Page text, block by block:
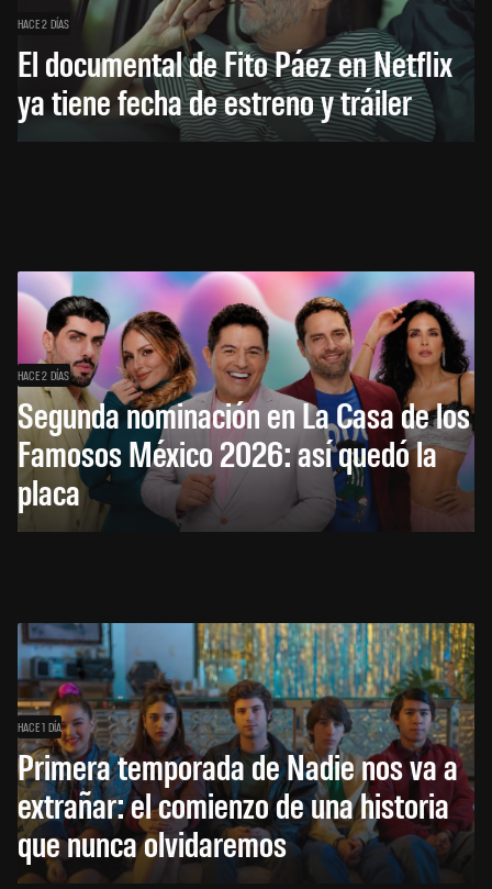
HACE 2 DÍAS
El documental de Fito Páez en Netflix
ya tiene fecha de estreno y tráiler
HACE 2 DÍAS
Segunda nominación en La Casa de los
Famosos México 2026: así quedó la
placa
HACE 1 DÍA
Primera temporada de Nadie nos va a
extrañar: el comienzo de una historia
que nunca olvidaremos